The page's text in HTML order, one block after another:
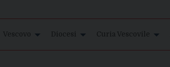
Vescovo Diocesi Curia Vescovile